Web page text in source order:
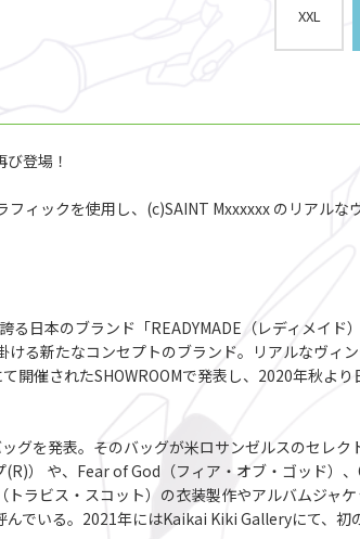
XXL
登場！
ィックを使用し、(c)SAINT Mxxxxxx のリアル
日本のブランド「READYMADE（レディメイ
る新たなコンセプトのブランド。リアルなヴィ
催されたSHOWROOMで発表し、2020年秋より
グを発表。そのバッグが米ロサンゼルスのセレ
） や、Fear of God（フィア・オブ・ゴッド）
ラビス・スコット）の衣装製作やアルバムジャ
でいる。2021年にはKaikai Kiki Galleryにて、初